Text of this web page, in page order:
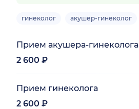
гинеколог акушер-гинеколог
Прием акушера-гинеколога
2 600 ₽
Прием гинеколога
2 600 ₽